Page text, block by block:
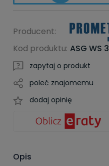
Producent:
Kod produktu: ASG WS 3
zapytaj o produkt
poleć znajomemu
dodaj opinię
Opis